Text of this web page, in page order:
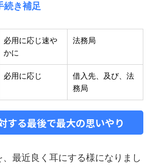
続き補足
必用に応じ速や
かに
法務局
必用に応じ
借入先、及び、法
務局
する最後で最大の思いやり
最近良く耳にする様になりまし